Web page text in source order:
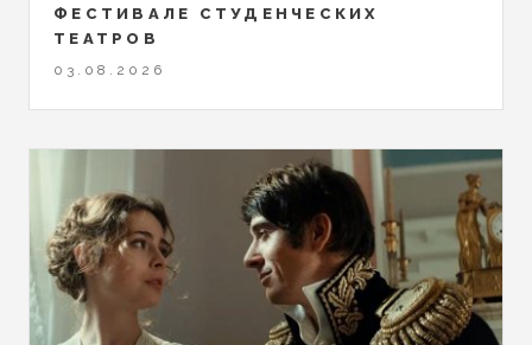
ФЕСТИВАЛЕ СТУДЕНЧЕСКИХ
ТЕАТРОВ
03.08.2026